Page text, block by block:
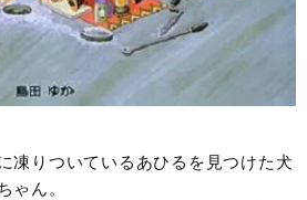
凍りついているあひるを見つけた犬
ゃん。